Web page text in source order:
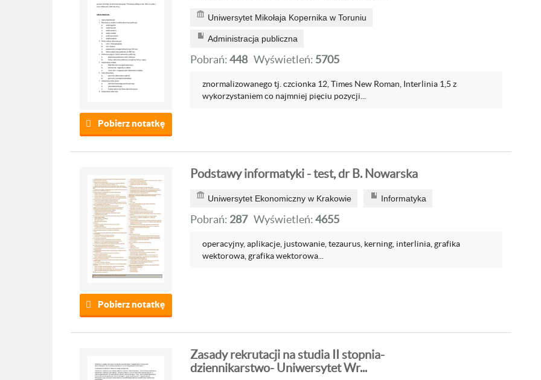
Pobierz notatkę
Uniwersytet Mikołaja Kopernika w Toruniu
Administracja publiczna
Pobrań:448 Wyświetleń: 5705
znormalizowanego tj. czcionka 12, Times New Roman, Interlinia 1,5 z
wykorzystaniem co najmniej pięciu pozycji...
Pobierz notatkę
Podstawy informatyki - test, dr B. Nowarska
Uniwersytet Ekonomiczny w Krakowie Informatyka
Pobrań: 287 Wyświetleń:4655
operacyjny, aplikacje, justowanie, tezaurus, kerning, interlinia, grafika
wektorowa, grafika wektorowa...
Zasady rekrutacji na studia II stopnia-
dziennikarstwo- Uniwersytet Wr...